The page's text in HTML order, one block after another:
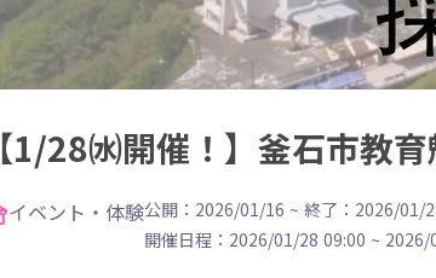
【1/28㈬開催！】釜石市教
イベント・体験公開：2026/01/16 ~ 終了：2026/01/
開催日程： 2026/01/28 09:00 ~ 2026/